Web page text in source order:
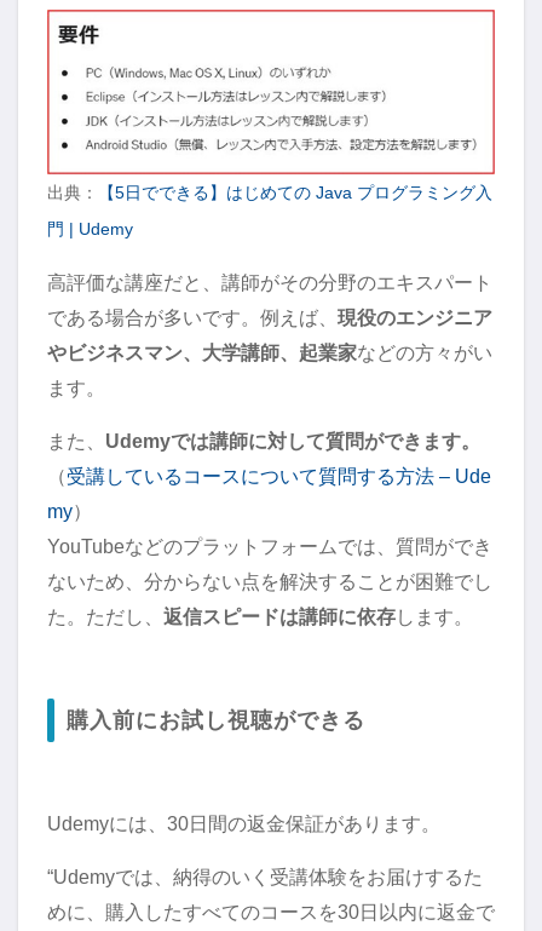
出典：
【5日でできる】はじめての Java プログラミング入
門 | Udemy
高評価な講座だと、講師がその分野のエキスパート
である場合が多いです。例えば、 現役のエンジニア
やビジネスマン、大学講師、起業家などの方々がい
ます。
また、 Udemyでは講師に対して質問ができます。
（受講しているコースについて質問する方法 – Ude
my）
YouTubeなどのプラットフォームでは、質問ができ
ないため、分からない点を解決することが困難でし
た。ただし、 返信スピードは講師に依存します。
購入前にお試し視聴ができる
Udemyには、30日間の返金保証があります。
“Udemyでは、納得のいく受講体験をお届けするた
めに、購入したすべてのコースを30日以内に返金で